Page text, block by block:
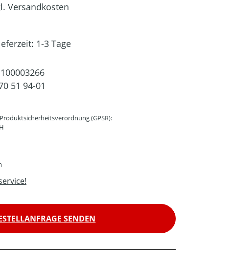
Versandkosten
1-3 Tage
51 94-01
(GPSR):
SENDEN